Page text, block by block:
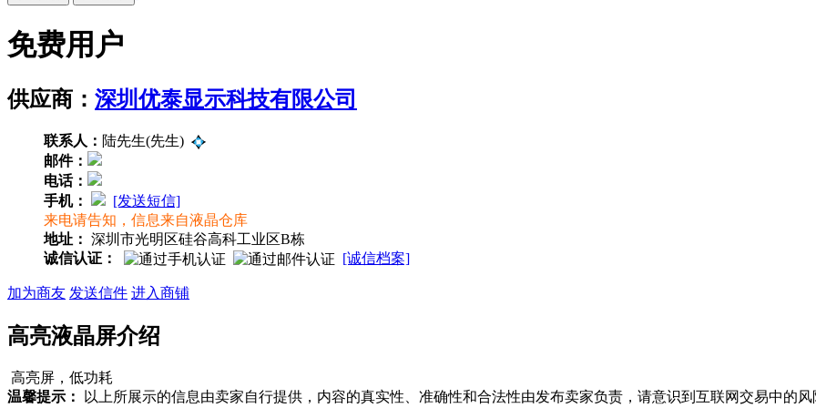
免费用户
供应商： 深圳优泰显示科技有限公司
联系人： 陆先生(先生)
邮件：
电话：
手机：
[发送短信]
来电请告知，信息来自液晶仓库
地址： 深圳市光明区硅谷高科工业区B栋
诚信认证：
[诚信档案]
加为商友 发送信件 进入商铺
高亮液晶屏介绍
高亮屏，低功耗
温馨提示：
以上所展示的信息由卖家自行提供，内容的真实性、准确性和合法性由发布卖家负责，请意识到互联网交易中的风